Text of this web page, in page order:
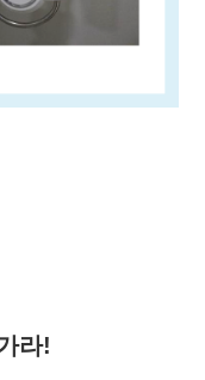
라!